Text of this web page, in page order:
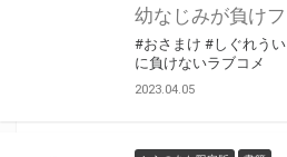
#おさまけ #しぐれうい
に負けないラブコメ
2023.04.05